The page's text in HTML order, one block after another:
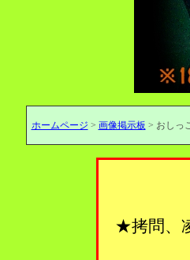
ホームページ > 画像掲示板 > おしっ
★拷問、